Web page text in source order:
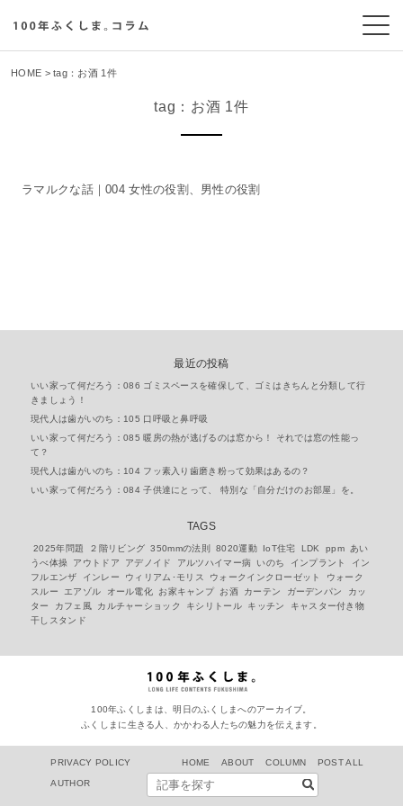
HOME > tag：お酒 1件
tag：お酒 1件
ラマルクな話｜004 女性の役割、男性の役割
最近の投稿
いい家って何だろう：086 ゴミスペースを確保して、ゴミはきちんと分類して行
きましょう！
現代人は歯がいのち：105 口呼吸と鼻呼吸
いい家って何だろう：085 暖房の熱が逃げるのは窓から！ それでは窓の性能っ
て？
現代人は歯がいのち：104 フッ素入り歯磨き粉って効果はあるの？
いい家って何だろう：084 子供達にとって、 特別な「自分だけのお部屋」を。
TAGS
2025年問題 ２階リビング 350mmの法則 8020運動 IoT住宅 LDK ppm
あい
うべ体操
アウトドア アデノイド アルツハイマー病 いのち インプラント
イン
フルエンザ
インレー ウィリアム･モリス ウォークインクローゼット
ウォーク
スルー
エアゾル オール電化 お家キャンプ お酒 カーテン ガーデンパン
カッ
ター
カフェ風 カルチャーショック キシリトール キッチン
キャスター付き物
干しスタンド
100年ふくしまは、明日のふくしまへのアーカイブ。
ふくしまに生きる人、かかわる人たちの魅力を伝えます。
PRIVACY POLICY HOME ABOUT COLUMN POST ALL
AUTHOR